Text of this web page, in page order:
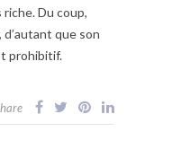
Du coup,
que son
prohibitif.